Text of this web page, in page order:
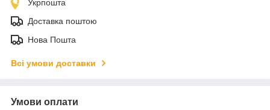
Укрпошта
Доставка поштою
Нова Пошта
Всі умови доставки
Умови оплати